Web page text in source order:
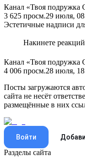
Канал «Твоя подружка
3 625 просм.29 июля,
Эстетичные надписи
Накинете
Канал «Твоя подружка
4 006 просм.28 июля,
Посты загружаются
сайта не несёт
размещённые в них
Войти
Разделы сайта